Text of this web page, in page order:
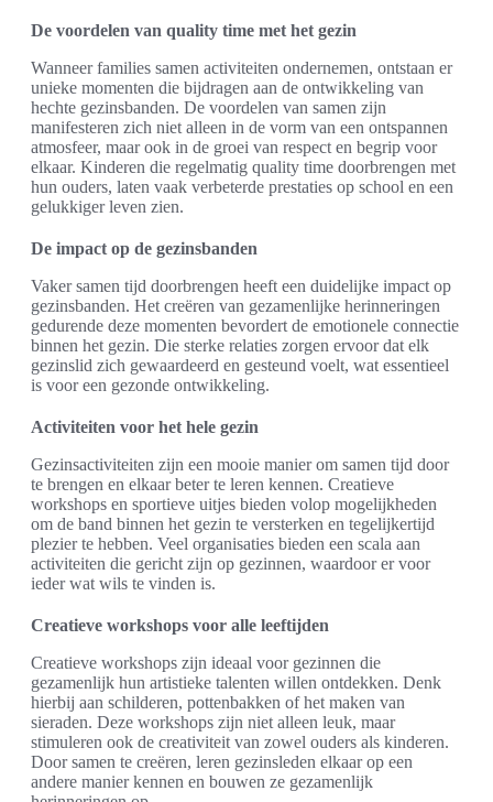
De voordelen van quality time met het gezin
Wanneer families samen activiteiten ondernemen, ontstaan er
unieke momenten die bijdragen aan de ontwikkeling van
hechte gezinsbanden. De voordelen van samen zijn
manifesteren zich niet alleen in de vorm van een ontspannen
atmosfeer, maar ook in de groei van respect en begrip voor
elkaar. Kinderen die regelmatig quality time doorbrengen met
hun ouders, laten vaak verbeterde prestaties op school en een
gelukkiger leven zien.
De impact op de gezinsbanden
Vaker samen tijd doorbrengen heeft een duidelijke impact op
gezinsbanden. Het creëren van gezamenlijke herinneringen
gedurende deze momenten bevordert de emotionele connectie
binnen het gezin. Die sterke relaties zorgen ervoor dat elk
gezinslid zich gewaardeerd en gesteund voelt, wat essentieel
is voor een gezonde ontwikkeling.
Activiteiten voor het hele gezin
Gezinsactiviteiten zijn een mooie manier om samen tijd door
te brengen en elkaar beter te leren kennen. Creatieve
workshops en sportieve uitjes bieden volop mogelijkheden
om de band binnen het gezin te versterken en tegelijkertijd
plezier te hebben. Veel organisaties bieden een scala aan
activiteiten die gericht zijn op gezinnen, waardoor er voor
ieder wat wils te vinden is.
Creatieve workshops voor alle leeftijden
Creatieve workshops zijn ideaal voor gezinnen die
gezamenlijk hun artistieke talenten willen ontdekken. Denk
hierbij aan schilderen, pottenbakken of het maken van
sieraden. Deze workshops zijn niet alleen leuk, maar
stimuleren ook de creativiteit van zowel ouders als kinderen.
Door samen te creëren, leren gezinsleden elkaar op een
andere manier kennen en bouwen ze gezamenlijk